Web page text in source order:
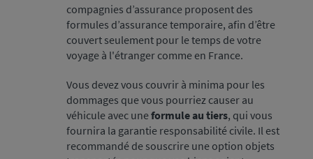
compagnies d’assurance proposent des
formules d’assurance temporaire, afin d’être
couvert seulement pour le temps de votre
voyage à l'étranger comme en France.
Vous devez vous couvrir à minima pour les
dommages que vous pourriez causer au
véhicule avec uneformule au tiers, qui vous
fournira la garantie responsabilité civile. Il est
recommandé de souscrire une option objets